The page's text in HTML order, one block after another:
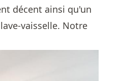
décent ainsi qu'un
vaisselle. Notre